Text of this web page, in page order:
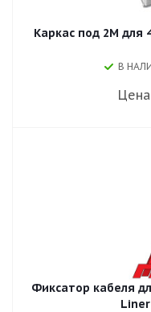
Каркас под 2М для
В
Фиксатор кабеля